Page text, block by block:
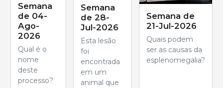
Semana
de 04-
Ago-
2026
Qual é o
nome
deste
processo?
Semana
de 28-
Jul-2026
Esta lesão
foi
encontrada
em um
animal que
Semana de
21-Jul-2026
Quais podem
ser as causas da
esplenomegalia?